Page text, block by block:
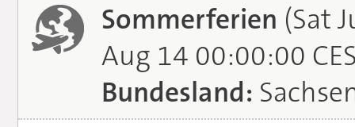
Sommerferien (Sat
Aug 14 00:00:00
Bundesland: